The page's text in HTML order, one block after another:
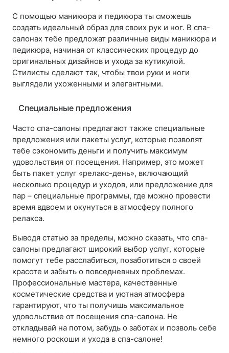
С помощью маникюра и педикюра ты сможешь
создать идеальный образ для своих рук и ног. В спа-
салонах тебе предложат различные виды маникюра и
педикюра, начиная от классических процедур до
оригинальных дизайнов и ухода за кутикулой.
Стилисты сделают так, чтобы твои руки и ноги
выглядели ухоженными и элегантными.
Специальные предложения
Часто спа-салоны предлагают также специальные
предложения или пакеты услуг, которые позволят
тебе сэкономить деньги и получить максимум
удовольствия от посещения. Например, это может
быть пакет услуг «релакс-день», включающий
несколько процедур и уходов, или предложение для
пар – специальные программы, где можно провести
время вдвоем и окунуться в атмосферу полного
релакса.
Выводя статью за пределы, можно сказать, что спа-
салоны предлагают широкий выбор услуг, которые
помогут тебе расслабиться, позаботиться о своей
красоте и забыть о повседневных проблемах.
Профессиональные мастера, качественные
косметические средства и уютная атмосфера
гарантируют, что ты получишь максимальное
удовольствие от посещения спа-салона. Не
откладывай на потом, забудь о заботах и позволь себе
немного роскоши и ухода в спа-салоне!